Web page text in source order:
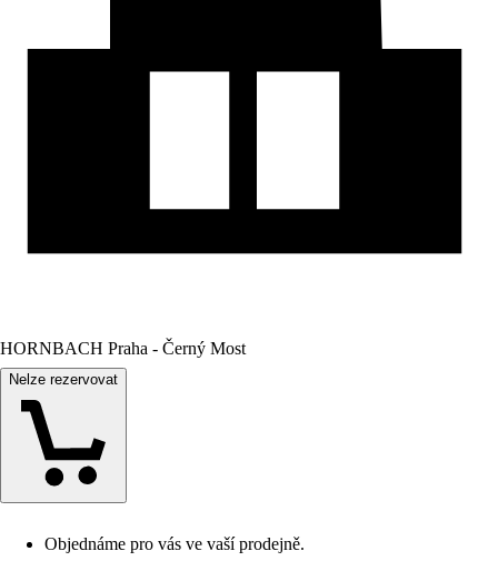
HORNBACH Praha - Černý Most
Nelze rezervovat
Objednáme pro vás ve vaší prodejně.